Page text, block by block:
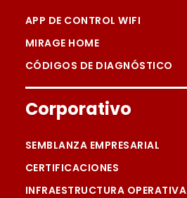
APP DE CONTROL WIFI
MIRAGE HOME
CÓDIGOS DE DIAGNÓSTICO
Corporativo
SEMBLANZA EMPRESARIAL
CERTIFICACIONES
INFRAESTRUCTURA OPERATIVA